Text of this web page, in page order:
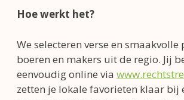
Hoe werkt het?
We selecteren verse en
boeren en makers uit de regio. Jij
eenvoudig online via
zetten je lokale favorieten klaar bij